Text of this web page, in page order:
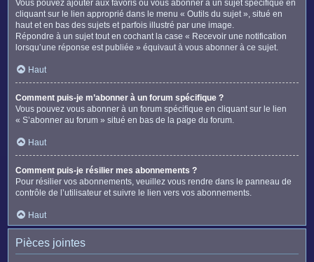
Vous pouvez ajouter aux favoris ou vous abonner à un sujet spécifique en
cliquant sur le lien approprié dans le menu « Outils du sujet », situé en
haut et en bas des sujets et parfois illustré par une image.
Répondre à un sujet tout en cochant la case « Recevoir une notification
lorsqu’une réponse est publiée » équivaut à vous abonner à ce sujet.
Haut
Comment puis-je m’abonner à un forum spécifique ?
Vous pouvez vous abonner à un forum spécifique en cliquant sur le lien
« S’abonner au forum » situé en bas de la page du forum.
Haut
Comment puis-je résilier mes abonnements ?
Pour résilier vos abonnements, veuillez vous rendre dans le panneau de
contrôle de l’utilisateur et suivre le lien vers vos abonnements.
Haut
Pièces jointes